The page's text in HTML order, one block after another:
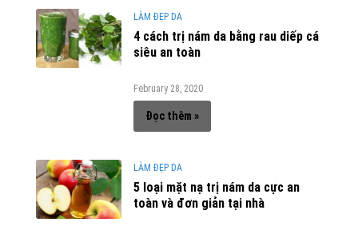
LÀM ĐẸP DA
4 cách trị nám da bằng rau diếp cá
siêu an toàn
February 28, 2020
Đọc thêm »
LÀM ĐẸP DA
5 loại mặt nạ trị nám da cực an
toàn và đơn giản tại nhà